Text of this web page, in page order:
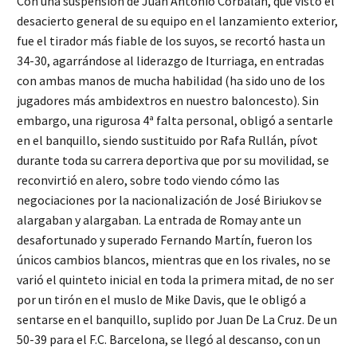
desacierto general de su equipo en el lanzamiento exterior,
fue el tirador más fiable de los suyos, se recortó hasta un
34-30, agarrándose al liderazgo de Iturriaga, en entradas
con ambas manos de mucha habilidad (ha sido uno de los
jugadores más ambidextros en nuestro baloncesto). Sin
embargo, una rigurosa 4ª falta personal, obligó a sentarle
en el banquillo, siendo sustituido por Rafa Rullán, pívot
durante toda su carrera deportiva que por su movilidad, se
reconvirtió en alero, sobre todo viendo cómo las
negociaciones por la nacionalización de José Biriukov se
alargaban y alargaban. La entrada de Romay ante un
desafortunado y superado Fernando Martín, fueron los
únicos cambios blancos, mientras que en los rivales, no se
varió el quinteto inicial en toda la primera mitad, de no ser
por un tirón en el muslo de Mike Davis, que le obligó a
sentarse en el banquillo, suplido por Juan De La Cruz. De un
50-39 para el F.C. Barcelona, se llegó al descanso, con un